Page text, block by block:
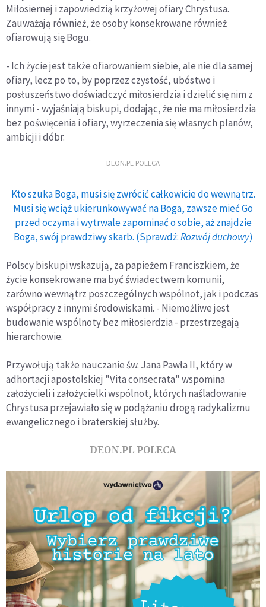
Miłosiernej i zapowiedzią krzyżowej ofiary Chrystusa.
Zauważają również, że osoby konsekrowane również
ofiarowują się Bogu.
- Ich życie jest także ofiarowaniem siebie, ale nie dla samej
ofiary, lecz po to, by poprzez czystość, ubóstwo i
posłuszeństwo doświadczyć miłosierdzia i dzielić się nim z
innymi - wyjaśniają biskupi, dodając, że nie ma miłosierdzia
bez poświęcenia i ofiary, wyrzeczenia się własnych planów,
ambicji i dóbr.
DEON.PL POLECA
Kto szuka Boga, musi się zwrócić całkowicie do wewnątrz.
Musi się wciąż ukierunkowywać na Boga, zawsze mieć Go
przed oczyma i wytrwale zapominać o sobie, aż znajdzie
Boga, swój prawdziwy skarb. (Sprawdź:Rozwój duchowy)
Polscy biskupi wskazują, za papieżem Franciszkiem, że
życie konsekrowane ma być świadectwem komunii,
zarówno wewnątrz poszczególnych wspólnot, jak i podczas
współpracy z innymi środowiskami. - Niemożliwe jest
budowanie wspólnoty bez miłosierdzia - przestrzegają
hierarchowie.
Przywołują także nauczanie św. Jana Pawła II, który w
adhortacji apostolskiej "Vita consecrata" wspomina
założycieli i założycielki wspólnot, których naśladowanie
Chrystusa przejawiało się w podążaniu drogą radykalizmu
ewangelicznego i braterskiej służby.
DEON.PL POLECA